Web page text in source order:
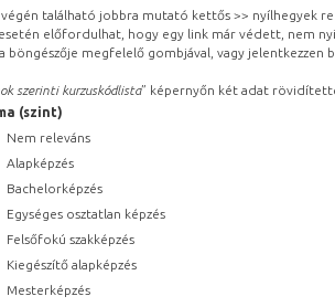
végén található jobbra mutató kettős >> nyílhegyek
előfordulhat, hogy egy link már védett, nem
böngészője megfelelő gombjával, vagy
szerinti kurzuskódlista” képernyőn két adat
(szint)
Nem releváns
Alapképzés
Bachelorképzés
Egységes osztatlan képzés
Felsőfokú szakképzés
Kiegészítő alapképzés
Mesterképzés